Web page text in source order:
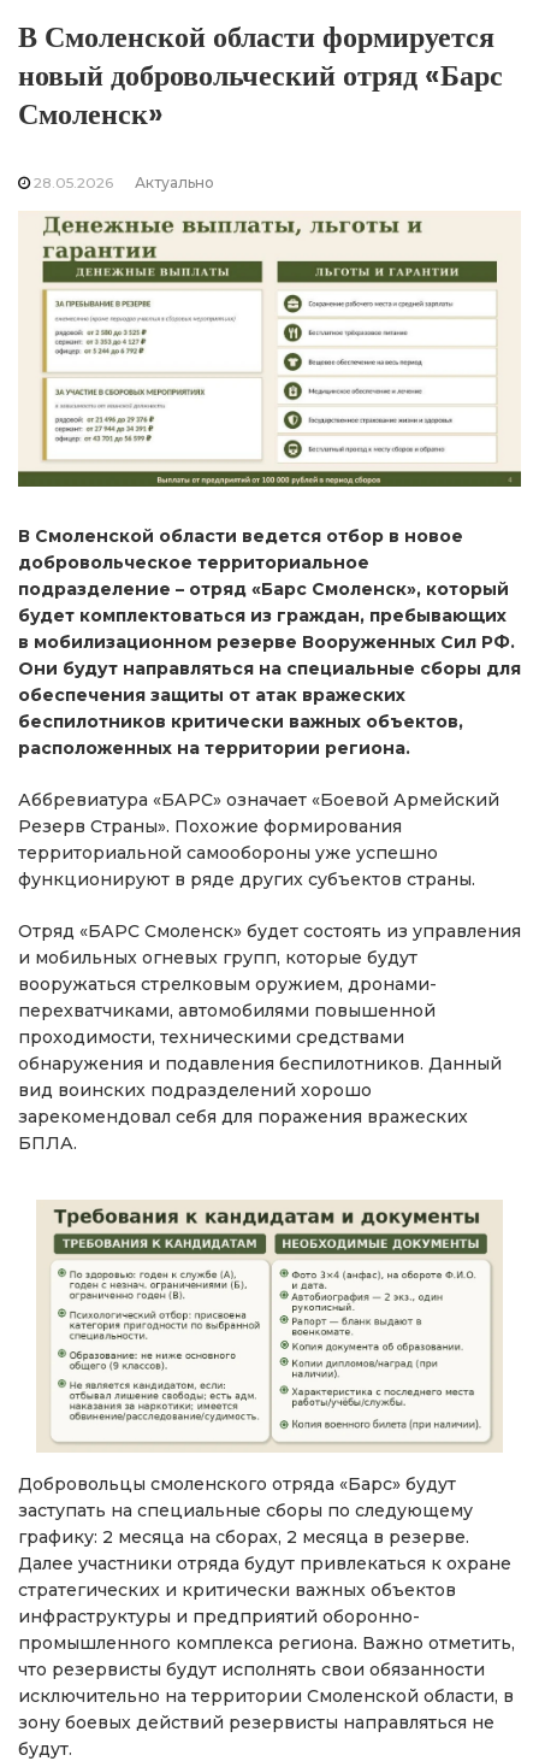
В Смоленской области формируется
новый добровольческий отряд «Барс
Смоленск»
28.05.2026 Актуально
В Смоленской области ведется отбор в новое
добровольческое территориальное
подразделение – отряд «Барс Смоленск», который
будет комплектоваться из граждан, пребывающих
в мобилизационном резерве Вооруженных Сил РФ.
Они будут направляться на специальные сборы для
обеспечения защиты от атак вражеских
беспилотников критически важных объектов,
расположенных на территории региона.
Аббревиатура «БАРС» означает «Боевой Армейский
Резерв Страны». Похожие формирования
территориальной самообороны уже успешно
функционируют в ряде других субъектов страны.
Отряд «БАРС Смоленск» будет состоять из управления
и мобильных огневых групп, которые будут
вооружаться стрелковым оружием, дронами-
перехватчиками, автомобилями повышенной
проходимости, техническими средствами
обнаружения и подавления беспилотников. Данный
вид воинских подразделений хорошо
зарекомендовал себя для поражения вражеских
БПЛА.
Добровольцы смоленского отряда «Барс» будут
заступать на специальные сборы по следующему
графику: 2 месяца на сборах, 2 месяца в резерве.
Далее участники отряда будут привлекаться к охране
стратегических и критически важных объектов
инфраструктуры и предприятий оборонно-
промышленного комплекса региона. Важно отметить,
что резервисты будут исполнять свои обязанности
исключительно на территории Смоленской области, в
зону боевых действий резервисты направляться не
будут.